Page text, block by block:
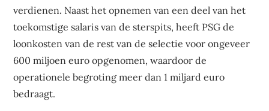
verdienen. Naast het opnemen van een deel van het
toekomstige salaris van de sterspits, heeft PSG de
loonkosten van de rest van de selectie voor ongeveer
600 miljoen euro opgenomen, waardoor de
operationele begroting meer dan 1 miljard euro
bedraagt.